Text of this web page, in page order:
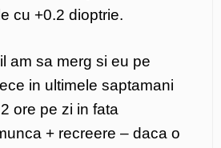
cu +0.2 dioptrie.
am sa merg si eu pe
in ultimele saptamani
ore pe zi in fata
+ recreere – daca o